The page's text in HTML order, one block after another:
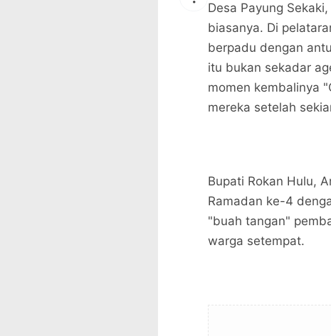
Desa Payung
biasanya. Di
berpadu dengan
itu bukan sekadar
momen kembalinya
mereka setelah
​Bupati Rokan Hulu,
Ramadan ke-4
"buah tangan"
warga setempat.